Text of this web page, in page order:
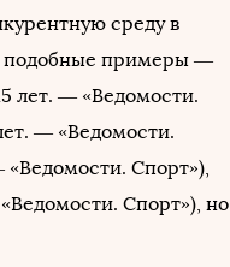
среду в
подобные примеры —
лет. — «Ведомости.
— «Ведомости.
Спорт»),
Спорт»), но